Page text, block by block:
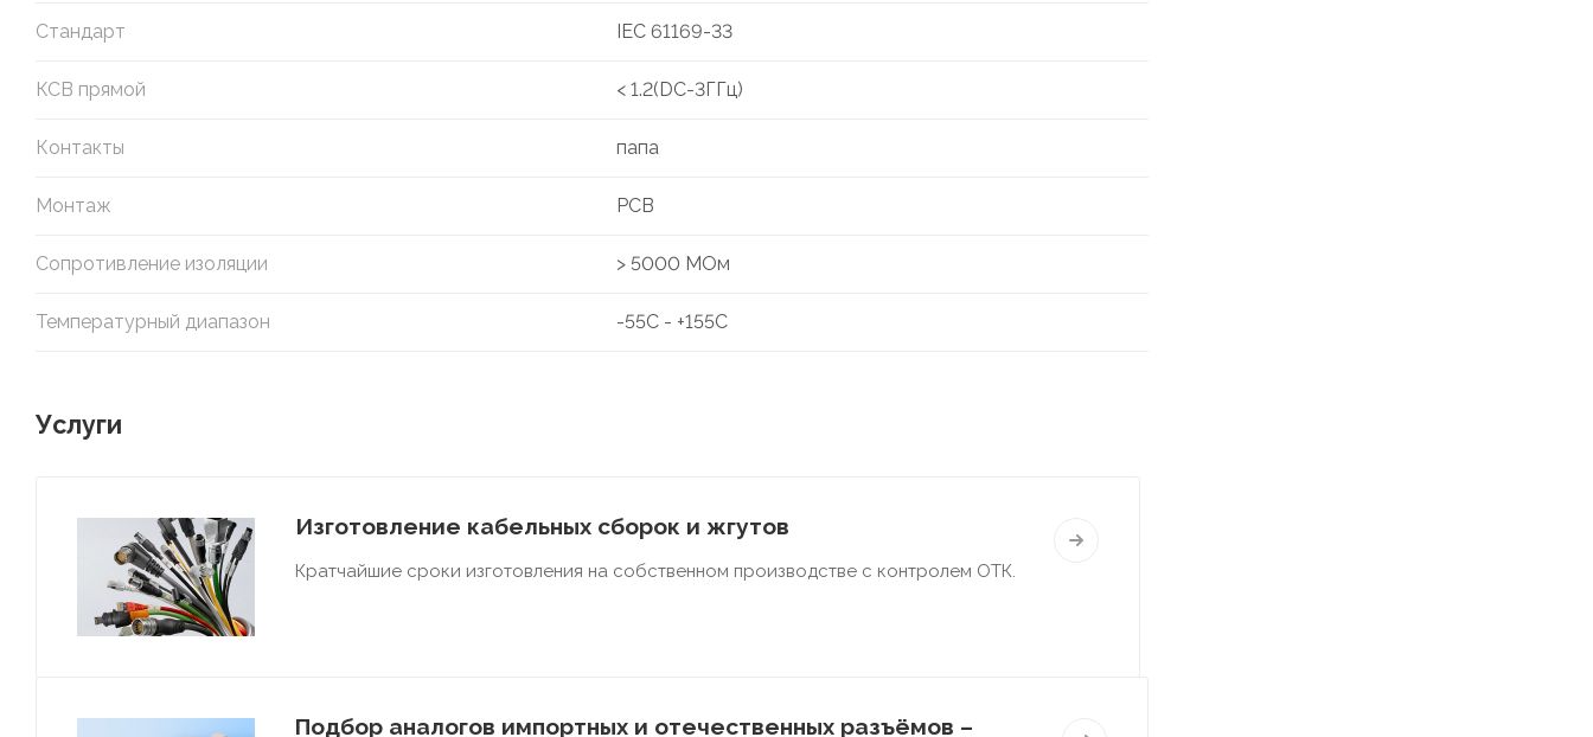
Стандарт IEC 61169-33
КСВ прямой < 1.2(DC-3ГГц)
Контакты папа
Монтаж PCB
Сопротивление изоляции > 5000 МОм
Температурный диапазон -55C - +155C
Услуги
Изготовление кабельных сборок и жгутов
Кратчайшие сроки изготовления на собственном производстве с контролем ОТК.
Подбор аналогов импортных и отечественных разъёмов –